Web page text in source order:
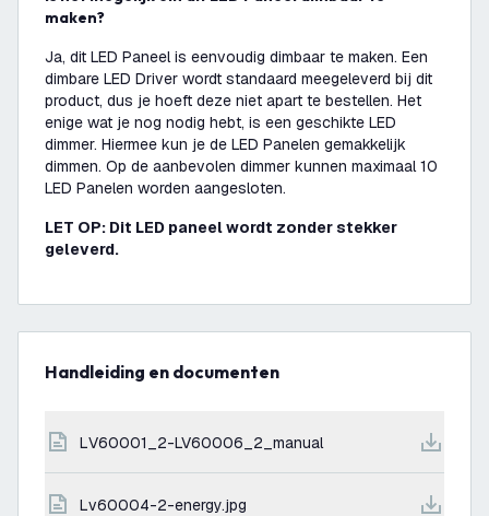
maken?
Ja, dit LED Paneel is eenvoudig dimbaar te maken. Een
dimbare LED Driver wordt standaard meegeleverd bij dit
product, dus je hoeft deze niet apart te bestellen. Het
enige wat je nog nodig hebt, is een geschikte LED
dimmer. Hiermee kun je de LED Panelen gemakkelijk
dimmen. Op de aanbevolen dimmer kunnen maximaal 10
LED Panelen worden aangesloten.
LET OP: Dit LED paneel wordt zonder stekker
geleverd.
Handleiding en documenten
LV60001_2-LV60006_2_manual
lv60004-2-energy.jpg